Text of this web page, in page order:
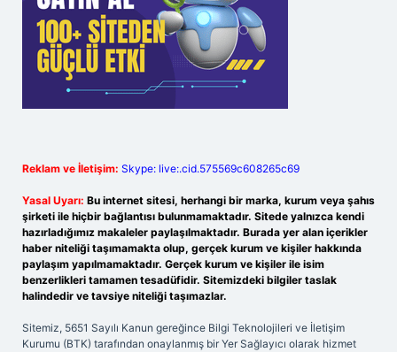
Reklam ve İletişim: Skype: live:.cid.575569c608265c69
Yasal Uyarı: Bu internet sitesi, herhangi bir marka, kurum veya şahıs
şirketi ile hiçbir bağlantısı bulunmamaktadır. Sitede yalnızca kendi
hazırladığımız makaleler paylaşılmaktadır. Burada yer alan içerikler
haber niteliği taşımamakta olup, gerçek kurum ve kişiler hakkında
paylaşım yapılmamaktadır. Gerçek kurum ve kişiler ile isim
benzerlikleri tamamen tesadüfidir. Sitemizdeki bilgiler taslak
halindedir ve tavsiye niteliği taşımazlar.
Sitemiz, 5651 Sayılı Kanun gereğince Bilgi Teknolojileri ve İletişim
Kurumu (BTK) tarafından onaylanmış bir Yer Sağlayıcı olarak hizmet